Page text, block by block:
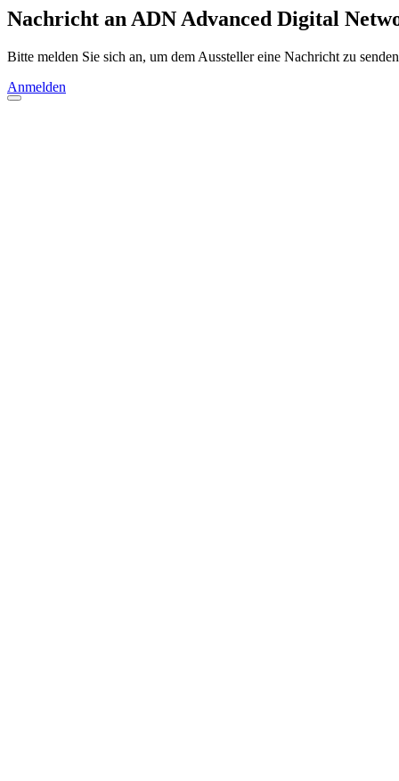
Nachricht an ADN Advanced Digital
Bitte melden Sie sich an, um dem Aussteller eine Nachricht zu
Anmelden